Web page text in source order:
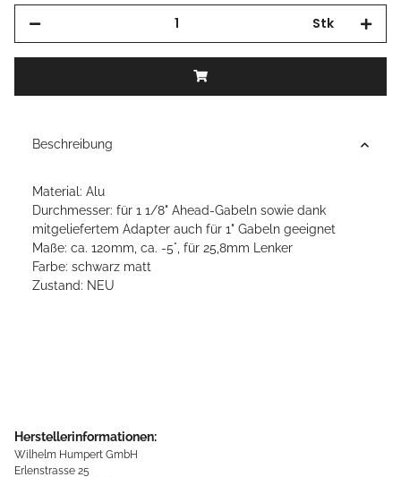
Stk
Beschreibung
Material: Alu
Durchmesser: für 1 1/8" Ahead-Gabeln sowie dank
mitgeliefertem Adapter auch für 1" Gabeln geeignet
Maße: ca. 120mm, ca. -5°, für 25,8mm Lenker
Farbe: schwarz matt
Zustand: NEU
Herstellerinformationen:
Wilhelm Humpert GmbH
Erlenstrasse 25